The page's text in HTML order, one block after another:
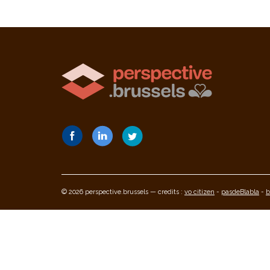
© 2026 perspective.brussels — credits : vo citizen - pasdeBlabla -